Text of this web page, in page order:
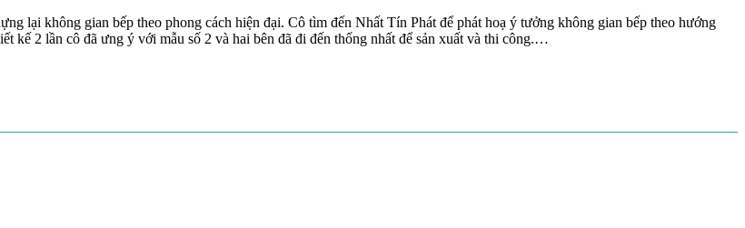
lại không gian bếp theo phong cách hiện đại. Cô tìm đến Nhất Tín Phát để phát hoạ ý tưởng không gian bếp theo hướng
kế 2 lần cô đã ưng ý với mẫu số 2 và hai bên đã đi đến thống nhất để sản xuất và thi công.…